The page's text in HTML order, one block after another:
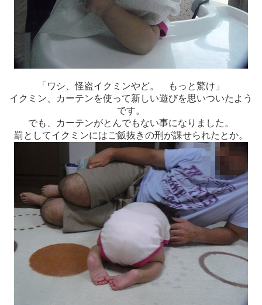
「ワシ、怪盗イクミンやど。 もっと驚け」
イクミン、カーテンを使って新しい遊びを思いついたよう
です。
でも、カーテンがとんでもない事になりました。
罰としてイクミンにはご飯抜きの刑が課せられたとか。